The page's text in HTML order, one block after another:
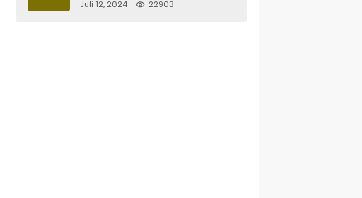
Juli 12, 2024 22903